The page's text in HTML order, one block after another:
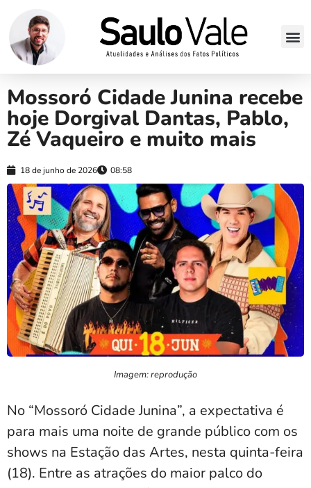
Mossoró Cidade Junina recebe
hoje Dorgival Dantas, Pablo,
Zé Vaqueiro e muito mais
18 de junho de 2026 08:58
Imagem: reprodução
No “Mossoró Cidade Junina”, a expectativa é
para mais uma noite de grande público com os
shows na Estação das Artes, nesta quinta-feira
(18). Entre as atrações do maior palco do